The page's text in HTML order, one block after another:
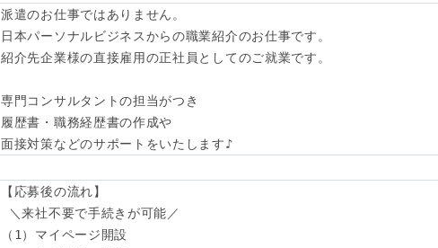
派遣のお仕事ではありません。
日本パーソナルビジネスからの職業紹介のお仕事です。
紹介先企業様の直接雇用の正社員としてのご就業です。
専門コンサルタントの担当がつき
履歴書・職務経歴書の作成や
面接対策などのサポートをいたします♪
【応募後の流れ】
＼来社不要で手続きが可能／
（1）マイページ開設